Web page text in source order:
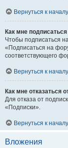
Вернуться к началу
Как мне
Чтобы подписаться
«Подписаться на
соответствующего
Вернуться к началу
Как мне отказаться
Для отказа от
«Подписки».
Вернуться к началу
Вложения